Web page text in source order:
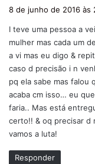
s
e
8 de junho de 2016 às
I teve uma pessoa a
mulher mas cada um
a vi mas eu digo &
caso d precisão i n
pq ela sabe mas falou
acaba cm isso… eu
faria.. Mas está
certo!! & oq precisar d
vamos a luta!
Responder